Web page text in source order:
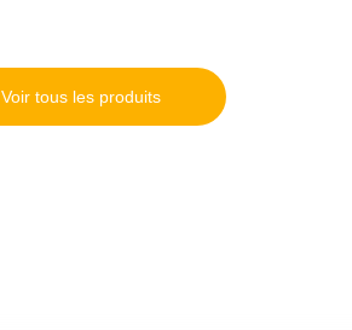
Voir tous les produits